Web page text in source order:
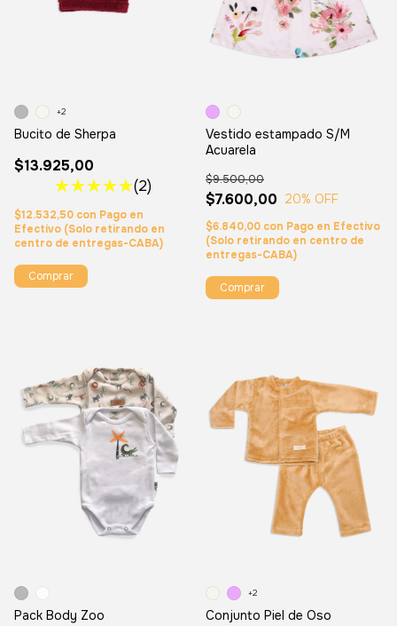
Bucito de Sherpa
$13.925,00
(2)
$12.532,50 con Pago en
Efectivo (Solo retirando en
centro de entregas-CABA)
+2
Comprar
Vestido estampado S/M
Acuarela
$7.600,00
$9.500,00
20% OFF
$6.840,00 con Pago en Efectivo
(Solo retirando en centro de
entregas-CABA)
Comprar
Pack Body Zoo Conjunto Piel de Oso
+2